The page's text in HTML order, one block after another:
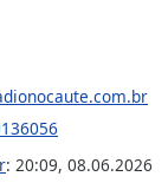
: 20:09, 08.06.2026